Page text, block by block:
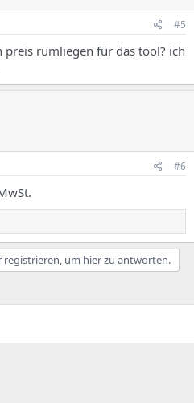
#5
rumliegen für das tool? ich
#6
um hier zu antworten.